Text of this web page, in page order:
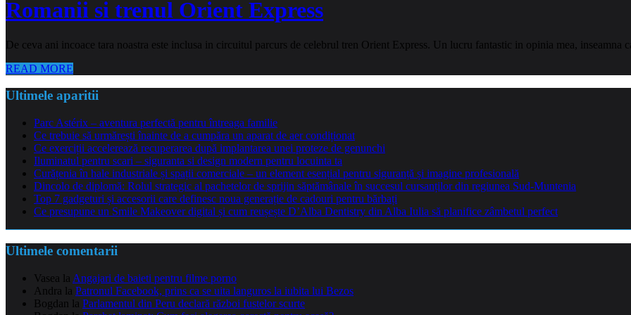
Romanii si trenul Orient Express
De ceva ani incoace tara noastra este inclusa in circuitul parcurs de celebrul tren Orient Express. Un lucru fantastic in opinia mea, inseamna
READ MORE
Ultimele aparitii
Parc Astérix – aventura perfectă pentru întreaga familie
Ce trebuie să urmărești înainte de a cumpăra un aparat de aer condiționat
Ce exerciții accelerează recuperarea după implantarea unei proteze de genunchi
Iluminatul pentru scari – siguranta si design modern pentru locuinta ta
Curățenia în hale industriale și spații comerciale – un element esențial pentru siguranță și imagine profesională
Dincolo de diplomă: Rolul strategic al pachetelor de sprijin săptămânale în succesul cursanților din regiunea Sud-Muntenia
Top 7 gadgeturi și accesorii care definesc noua generație de cadouri pentru bărbați
Ce presupune un Smile Makeover digital și cum reușește D’Alba Dentistry din Alba Iulia să planifice zâmbetul perfect
Ultimele comentarii
Vasea la Angajari de baieti pentru filme porno
Andra la Patronul Facebook, prins ca se uita languros la iubita lui Bezos
Bogdan la Parlamentul din Peru declară război fustelor scurte